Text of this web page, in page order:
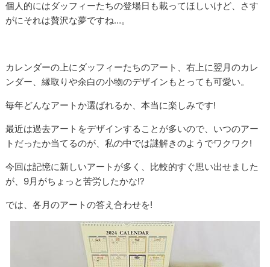
個人的にはダッフィーたちの登場日も載ってほしいけど、さす
がにそれは贅沢な夢ですね…。
カレンダーの上にダッフィーたちのアート、右上に翌月のカレ
ンダー、縁取りや余白の小物のデザインもとっても可愛い。
毎年どんなアートか選ばれるか、本当に楽しみです!
最近は過去アートをデザインすることが多いので、いつのアー
トだったか当てるのが、私の中では謎解きのようでワクワク!
今回は記憶に新しいアートが多く、比較的すぐ思い出せました
が、9月がちょっと苦労したかな!?
では、各月のアートの答え合わせを!